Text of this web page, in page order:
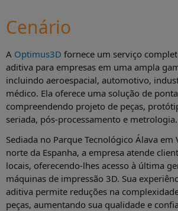
Cenário
A Optimus3D fornece um serviço
aditiva para empresas em uma ampla
incluindo aeroespacial, automotivo,
médico. Ela oferece uma solução de
compreendendo projeto de peças,
seriada, pós-processamento e metrologia.
Sediada no Parque Tecnológico Álava em
norte da Espanha, a empresa atende
locais, oferecendo-lhes acesso à última
máquinas de impressão 3D. Sua
aditiva permite reduções na
peças, aumentando sua qualidade e